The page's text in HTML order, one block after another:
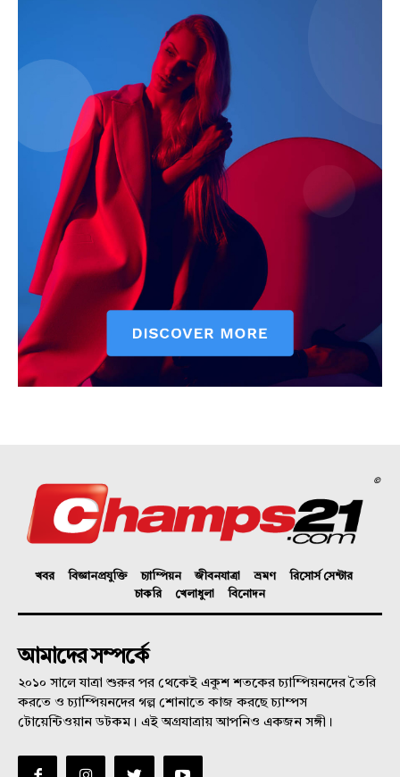
©
খবর বিজ্ঞানপ্রযুক্তি চ্যাম্পিয়ন জীবনযাত্রা ভ্রমণ
রিসোর্স সেন্টার
চাকরি
খেলাধুলা বিনোদন
আমাদের সম্পর্কে
২০১০ সালে যাত্রা শুরুর পর থেকেই একুশ শতকের চ্যাম্পিয়নদের তৈরি
করতে ও চ্যাম্পিয়নদের গল্প শোনাতে কাজ করছে চ্যাম্পস
টোয়েন্টিওয়ান ডটকম। এই অগ্রযাত্রায় আপনিও একজন সঙ্গী।